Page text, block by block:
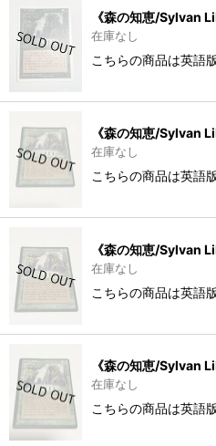
《森の知恵/Sylvan
在庫なし
こちらの商品は英語
《森の知恵/Sylvan
在庫なし
こちらの商品は英語
《森の知恵/Sylvan
在庫なし
こちらの商品は英語
《森の知恵/Sylvan
在庫なし
こちらの商品は英語